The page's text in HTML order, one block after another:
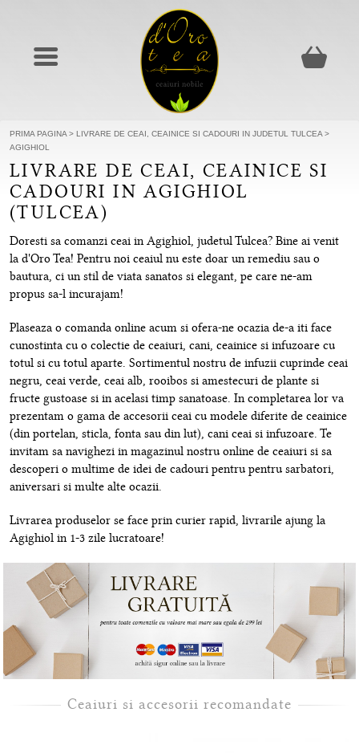
PRIMA PAGINA > LIVRARE DE CEAI, CEAINICE SI CADOURI IN JUDETUL TULCEA >
AGIGHIOL
LIVRARE DE CEAI, CEAINICE SI
CADOURI IN AGIGHIOL
(TULCEA)
Doresti sa comanzi ceai in Agighiol, judetul Tulcea? Bine ai venit
la d'Oro Tea! Pentru noi ceaiul nu este doar un remediu sau o
bautura, ci un stil de viata sanatos si elegant, pe care ne-am
propus sa-l incurajam!
Plaseaza o comanda online acum si ofera-ne ocazia de-a iti face
cunostinta cu o colectie de ceaiuri, cani, ceainice si infuzoare cu
totul si cu totul aparte. Sortimentul nostru de infuzii cuprinde ceai
negru, ceai verde, ceai alb, rooibos si amestecuri de plante si
fructe gustoase si in acelasi timp sanatoase. In completarea lor va
prezentam o gama de accesorii ceai cu modele diferite de ceainice
(din portelan, sticla, fonta sau din lut), cani ceai si infuzoare. Te
invitam sa navighezi in magazinul nostru online de ceaiuri si sa
descoperi o multime de idei de cadouri pentru pentru sarbatori,
aniversari si multe alte ocazii.
Livrarea produselor se face prin curier rapid, livrarile ajung la
Agighiol in 1-3 zile lucratoare!
Ceaiuri si accesorii recomandate